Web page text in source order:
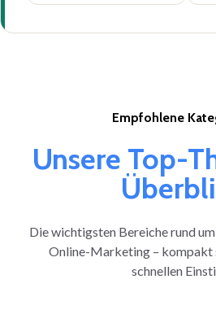
Empfohlene
Unsere Top-
Die wichtigsten Bereiche rund
Online-Marketing – kompakt
schnellen